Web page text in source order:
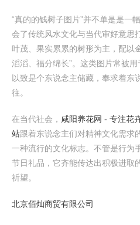
“真的的钱树子图片”并不单是是一
会了传统风水文化与当代审好意思
叶茂、果实累累的树形为主，配以
滔滔、福分绵长”。这类图片常被
以致是个东说念主储藏，奉求着东
往。
在当代社会， 咸阳养花网 - 专注花
站跟着东说念主们对精神文化需求
一种流行的文化标志。不管是行为
节日礼品，它齐能传达出积极进取
祈望。
北京佰灿商贸有限公司